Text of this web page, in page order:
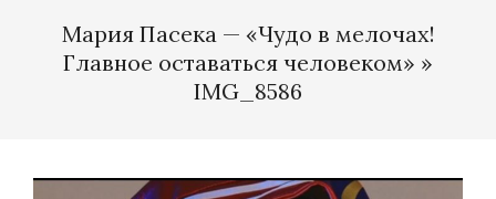
NavigationМария Пасека — «Чудо в мелочах!
Главное оставаться человеком» »
IMG_8586